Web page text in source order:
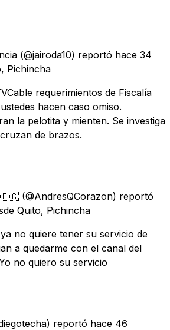
(@jairoda10) reportó hace 34
Pichincha
requerimientos de Fiscalía
hacen caso omiso.
la pelotita y mienten. Se investiga
de brazos.
(@AndresQCorazon) reportó
Quito, Pichincha
no quiere tener su servicio de
a quedarme con el canal del
no quiero su servicio
reportó hace 46